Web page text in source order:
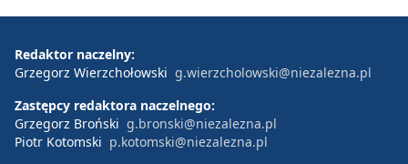
Redaktor naczelny:
Grzegorz Wierzchołowski g.wierzcholowski@niezalezna.pl
Zastępcy redaktora naczelnego:
Grzegorz Broński g.bronski@niezalezna.pl
Piotr Kotomski p.kotomski@niezalezna.pl